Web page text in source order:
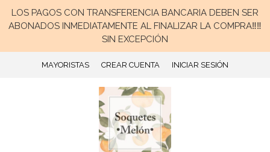
LOS PAGOS CON TRANSFERENCIA BANCARIA DEBEN SER
ABONADOS INMEDIATAMENTE AL FINALIZAR LA COMPRA‼️‼️
SIN EXCEPCIÓN
MAYORISTAS CREAR CUENTA INICIAR SESIÓN